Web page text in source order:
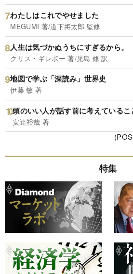
わたしはこれでやせました
MEGUMI 著/道下将太郎 監修
人生は気づかぬうちにすぎるから。
クリス・ギレボー 著/児島 修 訳
地図で学ぶ「深読み」世界史
伊藤 敏 著
頭のいい人が話す前に考えているこ
安達裕哉 著
特集